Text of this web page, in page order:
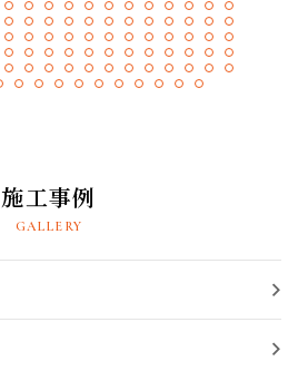
施工事例
GALLERY